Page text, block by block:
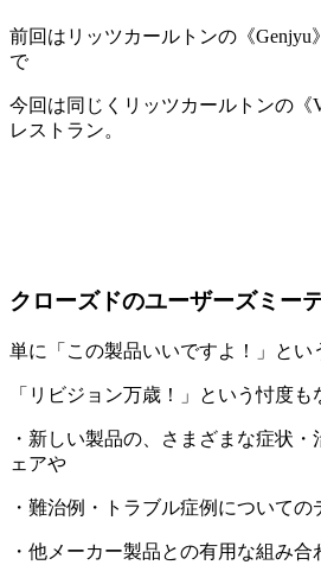
前回はリッツカールトンの《Genjyu
で
今回は同じくリッツカールトンの《
レストラン。
クローズドのユーザーズミー
単に「この製品いいですよ！」とい
「リビジョン万歳！」という忖度も
・新しい製品の、さまざまな症状
ェアや
・難治例・トラブル症例についての
・他メーカー製品との有用な組み合